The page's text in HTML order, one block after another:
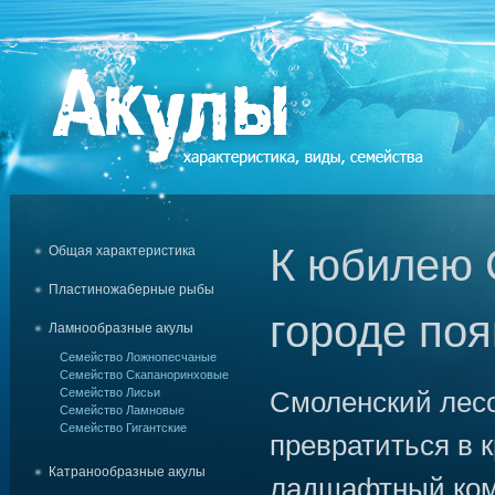
Общая характеристика
Пластиножаберные рыбы
Ламнообразные акулы
Семейство Ложнопесчаные
Семейство Скапаноринховые
Семейство Лисьи
Семейство Ламновые
Семейство Гигантские
Катранообразные акулы
К юбилею
городе
Смоленский
превратиться в
ладшафтный